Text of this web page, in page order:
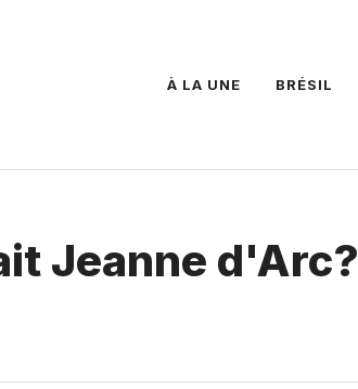
À LA UNE BRÉSIL
Jeanne d'Arc?